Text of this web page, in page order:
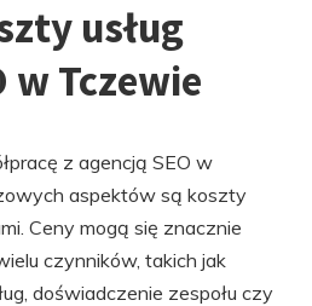
usług
w Tczewie
z agencją SEO w
aspektów są koszty
Ceny mogą się znacznie
czynników, takich jak
doświadczenie zespołu czy